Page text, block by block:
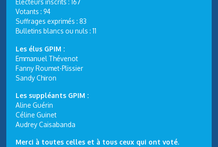
Électeurs inscrits : 167
Votants : 94
Suffrages exprimés : 83
Bulletins blancs ou nuls : 11
Les élus GPIM :
Emmanuel Thévenot
Fanny Roumet-Plissier
Sandy Chiron
Les suppléants GPIM :
Aline Guérin
Céline Guinet
Audrey Caisabanda
Merci à toutes celles et à tous ceux qui ont voté.